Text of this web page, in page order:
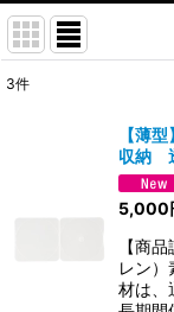
3件
【薄
収納
5,000
【商
レン
材は、